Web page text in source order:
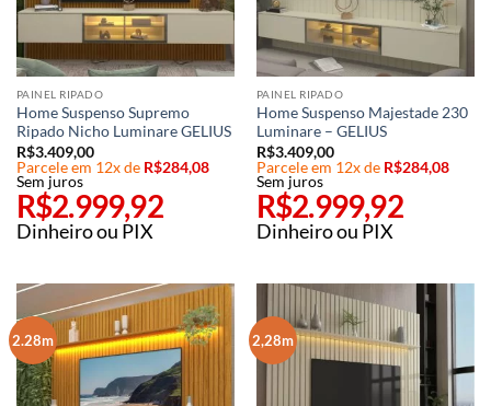
PAINEL RIPADO
Home Suspenso Supremo
Ripado Nicho Luminare GELIUS
R$3.409,00
Parcele em 12x de R$284,08
Sem juros
R$2.999,92
Dinheiro ou PIX
PAINEL RIPADO
Home Suspenso Majestade 230
Luminare – GELIUS
R$3.409,00
Parcele em 12x de R$284,08
Sem juros
R$2.999,92
Dinheiro ou PIX
2.28m 2,28m